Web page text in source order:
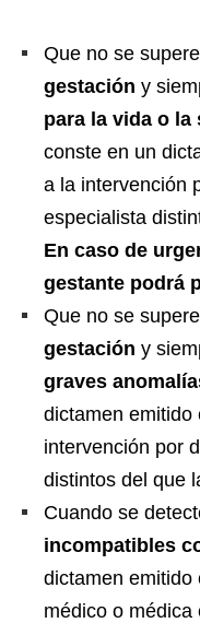
Que no se
gestación y
para la vida o la
conste en un
a la intervención
especialista
En caso de
gestante podrá
Que no se
gestación y
graves
dictamen emitido
intervención por
distintos del que
Cuando se
incompatibles
dictamen emitido
médico o